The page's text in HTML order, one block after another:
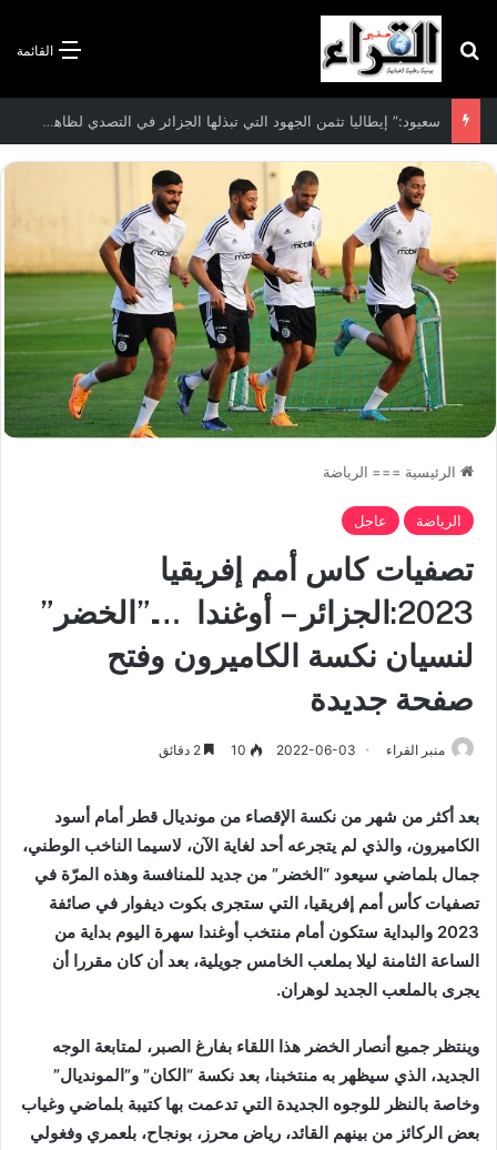
القائمة بحث عن
الاتفاقية الأممية بشأن تغير المناخ :الجزائر تودع مساهمتها الوطنية المحددة لسنة 2026
الرئيسية === الرياضة
الرياضة عاجل
تصفيات كاس أمم إفريقيا
2023:الجزائر – أوغندا ….”الخضر”
لنسيان نكسة الكاميرون وفتح
صفحة جديدة
منبر القراء 2022-06-03
10
بعد أكثر من شهر من نكسة الإقصاء من مونديال قطر أمام أسود
الكاميرون، والذي لم يتجرعه أحد لغاية الآن، لاسيما الناخب الوطني،
جمال بلماضي سيعود “الخضر” من جديد للمنافسة وهذه المرّة في
تصفيات كأس أمم إفريقيا، التي ستجرى بكوت ديفوار في صائفة
2023 والبداية ستكون أمام منتخب أوغندا سهرة اليوم بداية من
الساعة الثامنة ليلا بملعب الخامس جويلية، بعد أن كان مقررا أن
يجرى بالملعب الجديد لوهران.
وينتظر جميع أنصار الخضر هذا اللقاء بفارغ الصبر، لمتابعة الوجه
الجديد، الذي سيظهر به منتخبنا، بعد نكسة “الكان” و”المونديال”
وخاصة بالنظر للوجوه الجديدة التي تدعمت بها كتيبة بلماضي وغياب
بعض الركائز من بينهم القائد، رياض محرز، بونجاح، بلعمري وفغولي